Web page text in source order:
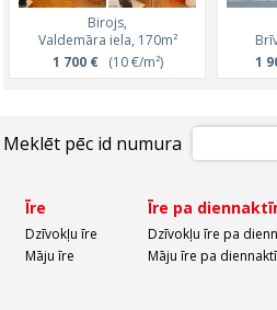
Birojs,
Valdemāra iela, 170m²
1 700 €(10 €/m²)
1
Meklēt pēc id numura
Īre
Dzīvokļu īre
Māju īre
Īre pa
Dzīvokļu īre pa
Māju īre pa